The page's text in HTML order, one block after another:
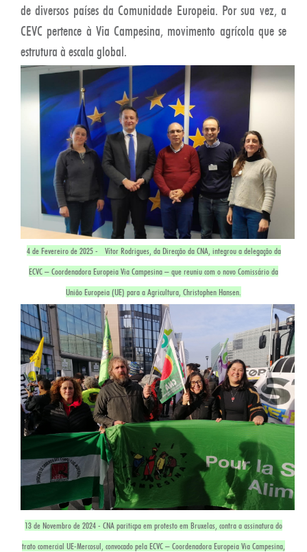
de diversos países da Comunidade Europeia. Por sua vez, a
CEVC pertence à Via Campesina, movimento agrícola que se
estrutura à escala global.
4 de Fevereiro de 2025 - Vítor Rodrigues, da Direcção da CNA, integrou a delegação da
ECVC – Coordenadora Europeia Via Campesina – que reuniu com o novo Comissário da
União Europeia (UE) para a Agricultura, Christophen Hansen.
13 de Novembro de 2024 - CNA pariticpa em protesto em Bruxelas, contra a assinatura do
trato comercial UE-Mercosul, convocado pela ECVC – Coordenadora Europeia Via Campesina,